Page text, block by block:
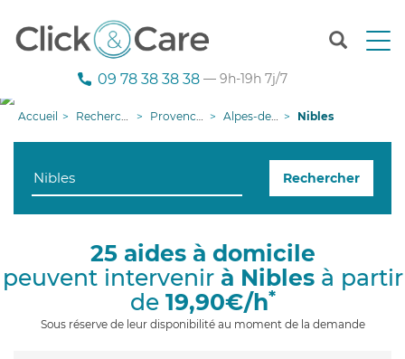
T
n
g
i
09 78 38 38 38 — 9h-19h 7j/7
Accueil Recherche aide à domicile Provence-Alpes-Côte d'Azur Alpes-de-Haute-Provence Nibles
Rechercher
25 aides à domicile
peuvent intervenir à Niblesà partir
de 19,90€/h*
Sous réserve de leur disponibilité au moment de la demande